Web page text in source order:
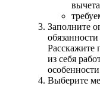
Заполните
Расскажите
из себя
Выберите